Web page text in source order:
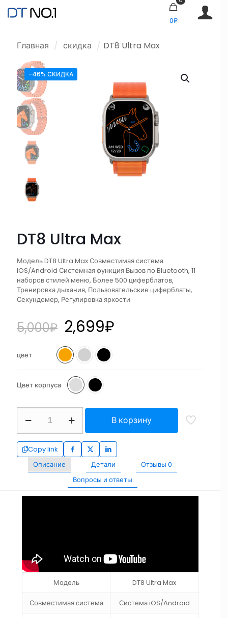
0₽
Главная / скидка / DT8 Ultra Max
-46% СКИДКА
DT8 Ultra Max
Модель DT8 Ultra Max Совместимая система
IOS/Android Системная функция Вызов по Bluetooth, 11
наборов стилей меню, Более 500 циферблатов,
Тренировка дыхания, Пользовательские циферблаты,
Секундомер, Регулировка яркости
5,000₽ 2,699₽
цвет
Цвет корпуса
В корзину
Copy link
Описание
Детали Отзывы 0
Вопросы и ответы
Модель DT8 Ultra Max
Совместимая система Система iOS/Android